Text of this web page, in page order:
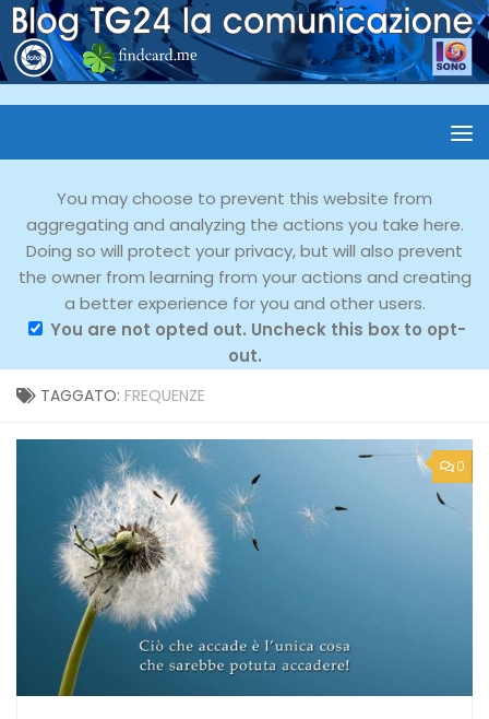
You may choose to prevent this website from
aggregating and analyzing the actions you take here.
Doing so will protect your privacy, but will also prevent
the owner from learning from your actions and creating
a better experience for you and other users.
You are not opted out. Uncheck this box to opt-
out.
TAGGATO: FREQUENZE
0